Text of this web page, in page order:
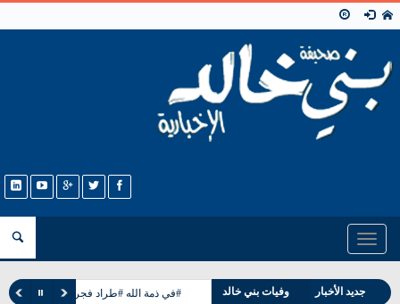
Toggle
navigation
جديد الأخبار
مناسبات بني خالد
وفيات بني خالد #في ذمة الله #طراد فجر طباخ الخالدي